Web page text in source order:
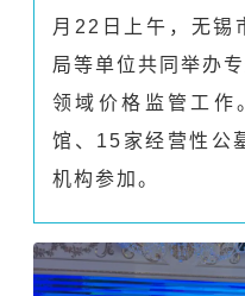
月22日上午，无锡
局等单位共同举办
领域价格监管工作
馆、15家经营性公
机构参加。